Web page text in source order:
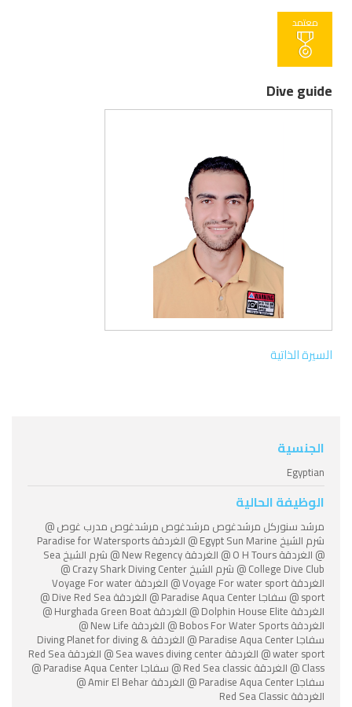
معتمد
Dive guide
السيرة الذاتية
الجنسية
Egyptian
الوظيفة الحالية
مرشد سنوركل مرشدغوص مرشدغوص مرشدغوص مدرب غوص @
شرم الشيخ Egypt Sun Marine @ الغردقة Paradise for Watersports
@ الغردقة O H Tours @ الغردقة New Regency @ شرم الشيخ Sea
College Dive Club @ شرم الشيخ Crazy Shark Diving Center @
الغردقة Voyage For water sport @ الغردقة Voyage For water
sport @ سفاجا Paradise Aqua Center @ الغردقة Dive Red Sea @
الغردقة Dolphin House Elite @ الغردقة Hurghada Green Boat @
الغردقة Bobos For Water Sports @ الغردقة New Life @
سفاجا Paradise Aqua Center @ الغردقة Diving Planet for diving &
water sport @ الغردقة Sea waves diving center @ الغردقة Red Sea
Class @ الغردقة Red Sea classic @ سفاجا Paradise Aqua Center @
سفاجا Paradise Aqua Center @ الغردقة Amir El Behar @
الغردقة Red Sea Classic